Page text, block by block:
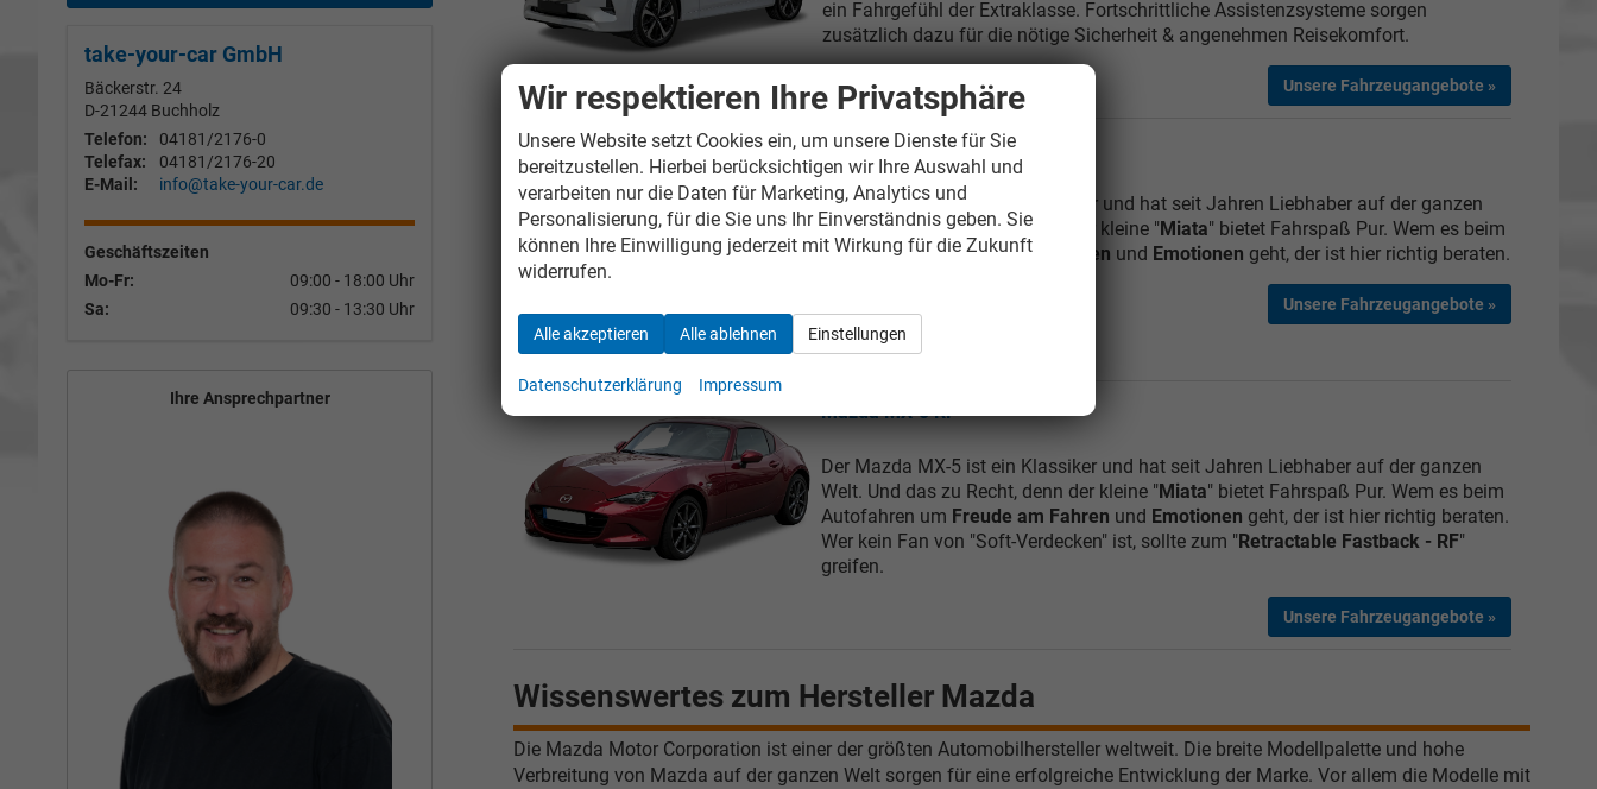
ein Fahrgefühl der Extraklasse. Fortschrittliche Assistenzsysteme sorgen
zusätzlich dazu für die nötige Sicherheit & angenehmen Reisekomfort.
Unsere Fahrzeugangebote »
Mazda MX-5
Der Mazda MX-5 ist ein Klassiker und hat seit Jahren Liebhaber auf der ganzen
Welt. Und das zu Recht, denn der kleine " Miata" bietet Fahrspaß Pur. Wem es beim
Autofahren umFreude am Fahren und Emotionen geht, der ist hier richtig beraten.
Unsere Fahrzeugangebote »
Mazda MX-5 RF
Der Mazda MX-5 ist ein Klassiker und hat seit Jahren Liebhaber auf der ganzen
Welt. Und das zu Recht, denn der kleine " Miata" bietet Fahrspaß Pur. Wem es beim
Autofahren um Freude am Fahren und Emotionen geht, der ist hier richtig beraten.
Wer kein Fan von "Soft-Verdecken" ist, sollte zum "Retractable Fastback - RF"
greifen.
Unsere Fahrzeugangebote »
Wissenswertes zum Hersteller Mazda
Die Mazda Motor Corporation ist einer der größten Automobilhersteller weltweit. Die breite Modellpalette und hohe
Verbreitung von Mazda auf der ganzen Welt sorgen für eine erfolgreiche Entwicklung der Marke. Vor allem die Modelle mit
take-your-car GmbH
Bäckerstr. 24
D-21244 Buchholz
Telefon:
04181/2176-0
Telefax:
04181/2176-20
E-Mail:
info@take-your-car.de
Geschäftszeiten
Mo-Fr:
09:00 - 18:00 Uhr
Sa:
09:30 - 13:30 Uhr
Ihre Ansprechpartner
Wir respektieren Ihre Privatsphäre
Unsere Website setzt Cookies ein, um unsere Dienste für Sie
bereitzustellen. Hierbei berücksichtigen wir Ihre Auswahl und
verarbeiten nur die Daten für Marketing, Analytics und
Personalisierung, für die Sie uns Ihr Einverständnis geben. Sie
können Ihre Einwilligung jederzeit mit Wirkung für die Zukunft
widerrufen.
Alle akzeptieren Alle ablehnen Einstellungen
Datenschutzerklärung Impressum